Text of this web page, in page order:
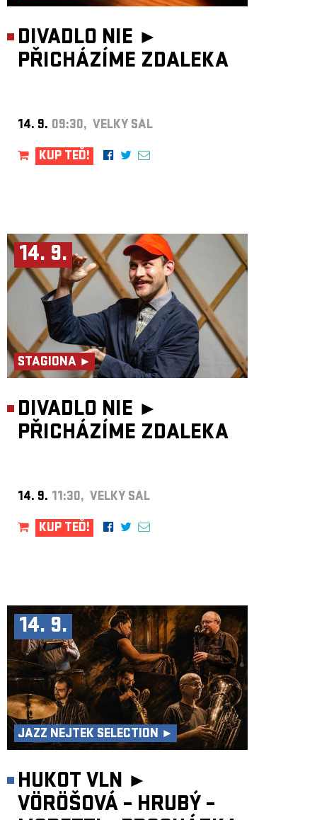
DIVADLO NIE ►
PŘICHÁZÍME ZDALEKA
14. 9. 09:30, VELKÝ SÁL
KUP TEĎ!
14. 9.
STAGIONA ►
DIVADLO NIE ►
PŘICHÁZÍME ZDALEKA
14. 9. 11:30, VELKÝ SÁL
KUP TEĎ!
14. 9.
JAZZ NEJTEK SELECTION ►
HUKOT VLN ►
VÖRÖŠOVÁ – HRUBÝ –